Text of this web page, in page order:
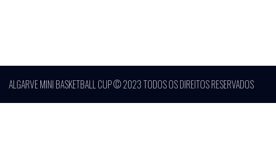
ALGARVE MINI BASKETBALL CUP © 2023 TODOS OS DIREITOS RESERVADOS